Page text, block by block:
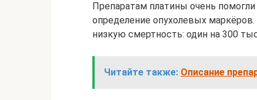
Препаратам платины очень
определение опухолевых
низкую смертность: один на 300
Читайте также: Описание